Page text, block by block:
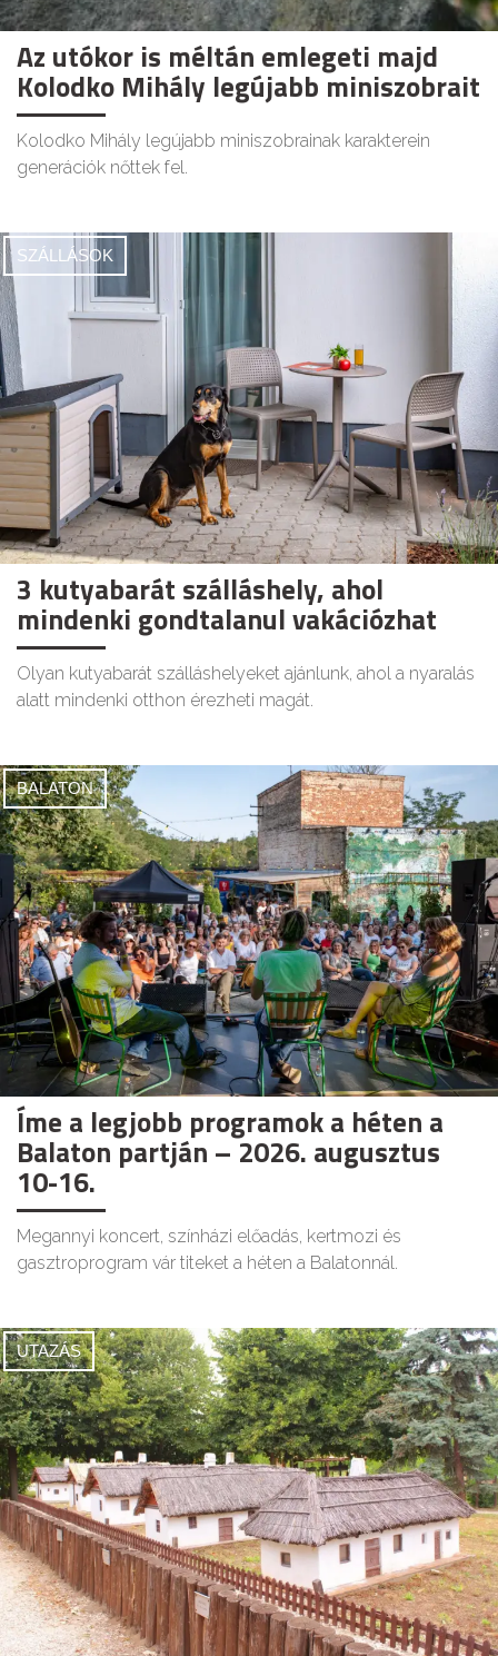
Az utókor is méltán emlegeti majd
Kolodko Mihály legújabb miniszobrait
Kolodko Mihály legújabb miniszobrainak karakterein
generációk nőttek fel.
SZÁLLÁSOK
3 kutyabarát szálláshely, ahol
mindenki gondtalanul vakációzhat
Olyan kutyabarát szálláshelyeket ajánlunk, ahol a nyaralás
alatt mindenki otthon érezheti magát.
BALATON
Íme a legjobb programok a héten a
Balaton partján – 2026. augusztus
10-16.
Megannyi koncert, színházi előadás, kertmozi és
gasztroprogram vár titeket a héten a Balatonnál.
UTAZÁS